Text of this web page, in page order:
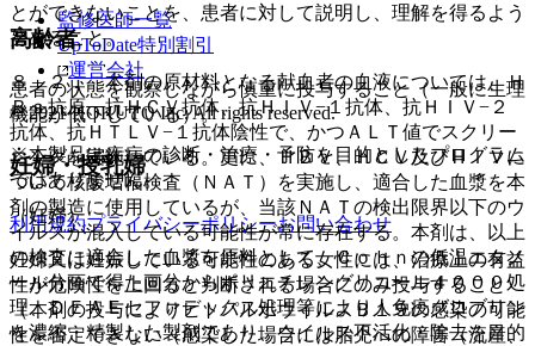
高齢者
患者の状態を観察しながら慎重に投与すること（一般に生理
機能が低下している）。
妊婦・授乳婦
（妊婦）
妊婦又は妊娠している可能性のある女性には、治療上の有益
性が危険性を上回ると判断される場合にのみ投与すること
（本剤の投与によりヒトパルボウイルスＢ１９の感染の可能
性を否定できない（感染した場合には胎児への障害（流産、
とができないことを、患者に対して説明し、理解を得るよう
努めること。
８．２． 本剤の原材料となる献血者の血液については、Ｈ
Ｂｓ抗原、抗ＨＣＶ抗体、抗ＨＩＶ−１抗体、抗ＨＩＶ−２
抗体、抗ＨＴＬＶ−１抗体陰性で、かつＡＬＴ値でスクリー
ニングを実施している。更に、ＨＢＶ、ＨＣＶ及びＨＩＶに
ついて核酸増幅検査（ＮＡＴ）を実施し、適合した血漿を本
剤の製造に使用しているが、当該ＮＡＴの検出限界以下のウ
イルスが混入している可能性が常に存在する。本剤は、以上
の検査に適合した血漿を原料として、Ｃｏｈｎの低温エタノ
ール分画で得た画分からポリエチレングリコール４０００処
理、ＤＥＡＥセファデックス処理等により人免疫グロブリン
を濃縮・精製した製剤であり、ウイルス不活化・除去を目的
監修医師一覧
UpToDate特別割引
運営会社
© 2021 HOKUTO Inc. All rights reserved.
※本製品は疾病の診断・治療・予防を目的としたプログラム
ではありません。
利用規約プライバシーポリシーお問い合わせ